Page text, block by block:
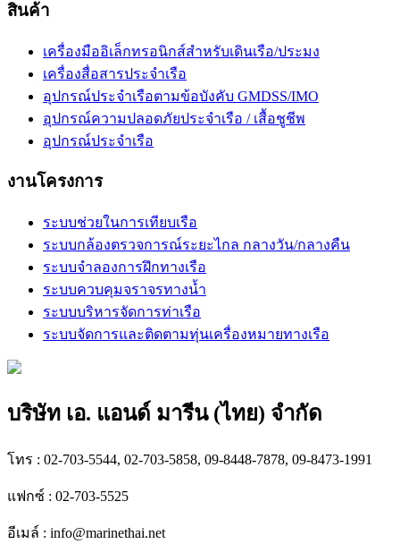
สินค้า
เครื่องมืออิเล็กทรอนิกส์สำหรับเดินเรือ/ประมง
เครื่องสื่อสารประจำเรือ
อุปกรณ์ประจำเรือตามข้อบังคับ GMDSS/IMO
อุปกรณ์ความปลอดภัยประจำเรือ / เสื้อชูชีพ
อุปกรณ์ประจำเรือ
งานโครงการ
ระบบช่วยในการเทียบเรือ
ระบบกล้องตรวจการณ์ระยะไกล กลางวัน/กลางคืน
ระบบจำลองการฝึกทางเรือ
ระบบควบคุมจราจรทางน้ำ
ระบบบริหารจัดการท่าเรือ
ระบบจัดการและติดตามทุ่นเครื่องหมายทางเรือ
บริษัท เอ. แอนด์ มารีน (ไทย) จำกัด
โทร : 02-703-5544, 02-703-5858, 09-8448-7878, 09-8473-1991
แฟกซ์ : 02-703-5525
อีเมล์ : info@marinethai.net